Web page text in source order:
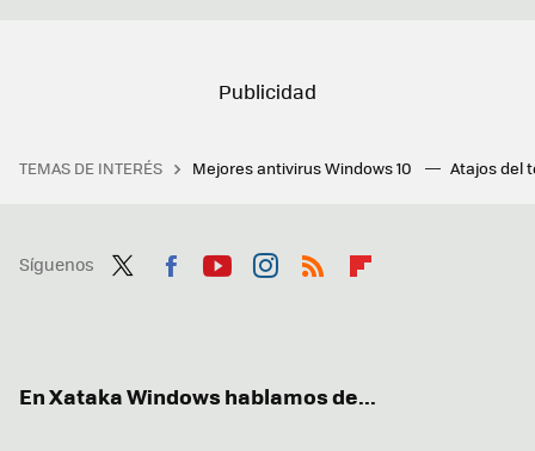
TEMAS DE INTERÉS Mejores antivirus Windows 10 Atajos del
Síguenos
En Xataka Windows hablamos de...